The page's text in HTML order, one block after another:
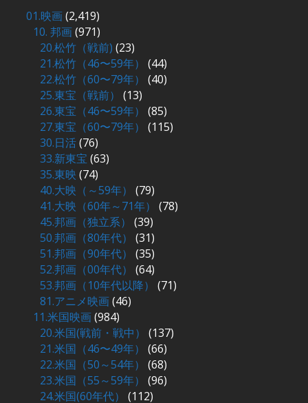
01.映画(2,419)
10. 邦画(971)
20.松竹（戦前) (23)
21.松竹（46〜59年）
(44)
22.松竹（60〜79年）
(40)
25.東宝（戦前）
(13)
26.東宝（46〜59年）
(85)
27.東宝（60〜79年）
(115)
30.日活(76)
33.新東宝(63)
35.東映 (74)
40.大映（～59年）
(79)
41.大映（60年～71年）
(78)
45.邦画（独立系）
(39)
50.邦画（80年代）
(31)
51.邦画（90年代）
(35)
52.邦画（00年代）
(64)
53.邦画（10年代以降）
(71)
81.アニメ映画(46)
11.米国映画(984)
20.米国(戦前・戦中）
(137)
21.米国（46〜49年）
(66)
22.米国（50～54年）
(68)
23.米国（55～59年）
(96)
24.米国(60年代）
(112)